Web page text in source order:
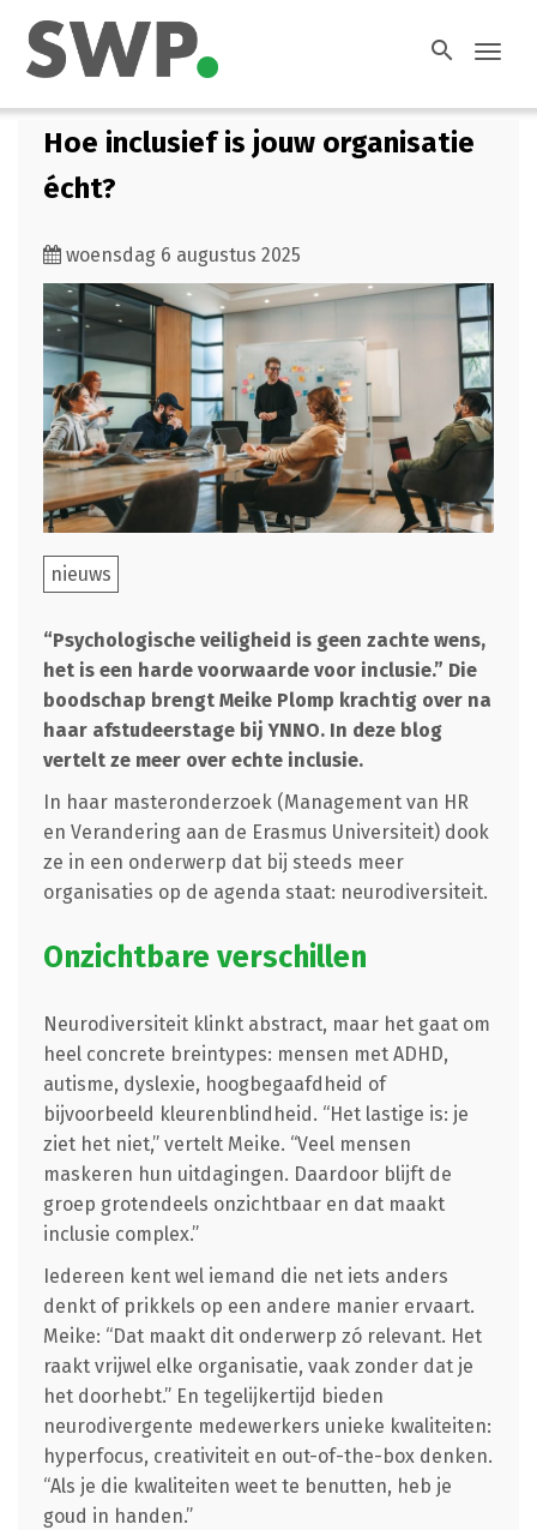
search
Hoe inclusief is jouw organisatie
écht?
woensdag 6 augustus 2025
nieuws
“Psychologische veiligheid is geen zachte wens,
het is een harde voorwaarde voor inclusie.” Die
boodschap brengt Meike Plomp krachtig over na
haar afstudeerstage bij YNNO. In deze blog
vertelt ze meer over echte inclusie.
In haar masteronderzoek (Management van HR
en Verandering aan de Erasmus Universiteit) dook
ze in een onderwerp dat bij steeds meer
organisaties op de agenda staat: neurodiversiteit.
Onzichtbare verschillen
Neurodiversiteit klinkt abstract, maar het gaat om
heel concrete breintypes: mensen met ADHD,
autisme, dyslexie, hoogbegaafdheid of
bijvoorbeeld kleurenblindheid. “Het lastige is: je
ziet het niet,” vertelt Meike. “Veel mensen
maskeren hun uitdagingen. Daardoor blijft de
groep grotendeels onzichtbaar en dat maakt
inclusie complex.”
Iedereen kent wel iemand die net iets anders
denkt of prikkels op een andere manier ervaart.
Meike: “Dat maakt dit onderwerp zó relevant. Het
raakt vrijwel elke organisatie, vaak zonder dat je
het doorhebt.” En tegelijkertijd bieden
neurodivergente medewerkers unieke kwaliteiten:
hyperfocus, creativiteit en out-of-the-box denken.
“Als je die kwaliteiten weet te benutten, heb je
goud in handen.”